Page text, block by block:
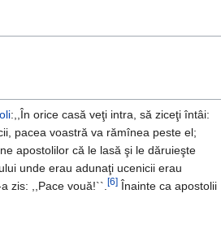
:,,În orice casă veţi intra, să ziceţi întâi:
pacea voastră va rămînea peste el;
apostolilor că le lasă şi le dăruieşte
unde erau adunaţi ucenicii erau
zis: ,,Pace vouă!``.[6] Înainte ca apostolii